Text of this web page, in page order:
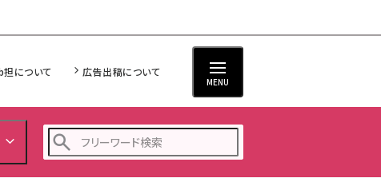
担について 広告出稿について
MENU